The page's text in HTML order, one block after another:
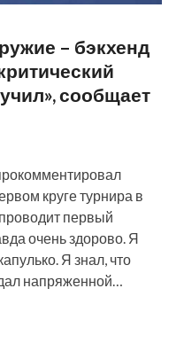
– бэкхенд
сообщает
круге турнира в
первый
очень здорово. Я
Я знал, что
напряженной…